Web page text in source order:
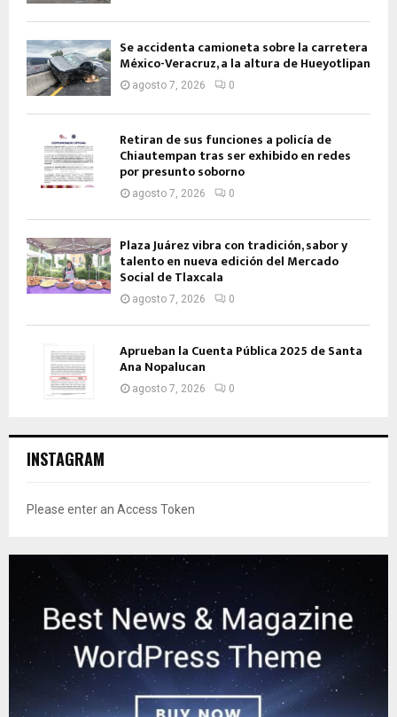
Se accidenta camioneta sobre la carretera
México-Veracruz, a la altura de Hueyotlipan
agosto 7, 2026 0
Retiran de sus funciones a policía de
Chiautempan tras ser exhibido en redes
por presunto soborno
agosto 7, 2026 0
Plaza Juárez vibra con tradición, sabor y
talento en nueva edición del Mercado
Social de Tlaxcala
agosto 7, 2026 0
Aprueban la Cuenta Pública 2025 de Santa
Ana Nopalucan
agosto 7, 2026 0
INSTAGRAM
Please enter an Access Token